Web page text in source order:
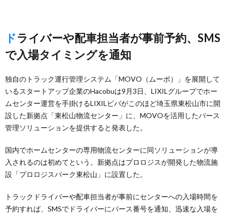
ドライバーや配車担当者が事前予約、SMS
で入場タイミングを通知
独自のトラック運行管理システム「MOVO（ムーボ）」を展開して
いるスタートアップ企業のHacobuは9月3日、LIXILグループでホー
ムセンター運営を手掛けるLIXILビバがこのほど埼玉県東松山市に開
設した新拠点「東松山物流センター」に、MOVOを活用したバース
管理ソリューションを提供すると発表した。
国内でホームセンターの専用物流センターに同ソリューションが導
入されるのは初めてという。新拠点はプロロジスが開発した物流施
設「プロロジスパーク東松山」に設置した。
トラックドライバーや配車担当者が事前にセンターへの入場時間を
予約すれば、SMSでドライバーにバース番号を通知、迅速な入場を